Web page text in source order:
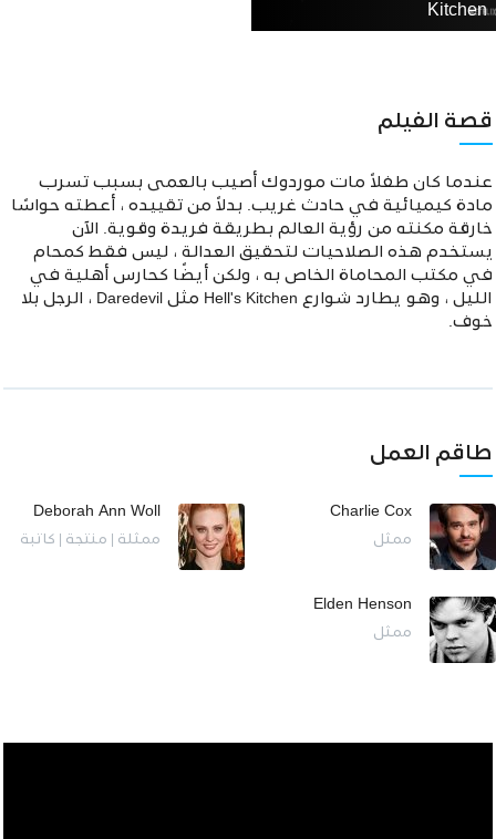
Kitchen
قصة الفيلم
عندما كان طفلاً مات موردوك أصيب بالعمى بسبب تسرب
مادة كيميائية في حادث غريب. بدلاً من تقييده ، أعطته حواسًا
خارقة مكنته من رؤية العالم بطريقة فريدة وقوية. الآن
يستخدم هذه الصلاحيات لتحقيق العدالة ، ليس فقط كمحام
في مكتب المحاماة الخاص به ، ولكن أيضًا كحارس أهلية في
الليل ، وهو يطارد شوارع Hell's Kitchen مثل Daredevil ، الرجل بلا
خوف.
طاقم العمل
Charlie Cox
ممثل
Deborah Ann Woll
ممثلة | منتجة | كاتبة
Elden Henson
ممثل